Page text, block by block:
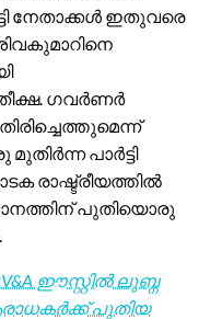
നേതാക്കൾ ഇതുവരെ
ഗവർണർ
പാർട്ടി
രാഷ്ട്രീയത്തിൽ
പുതിയൊരു
ഈസ്റ്റിൽ ലുബ്ന
പുതിയ